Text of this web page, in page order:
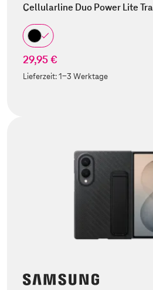
Cellularline Duo Power Lite
29,95 €
Lieferzeit:1-3 Werktage